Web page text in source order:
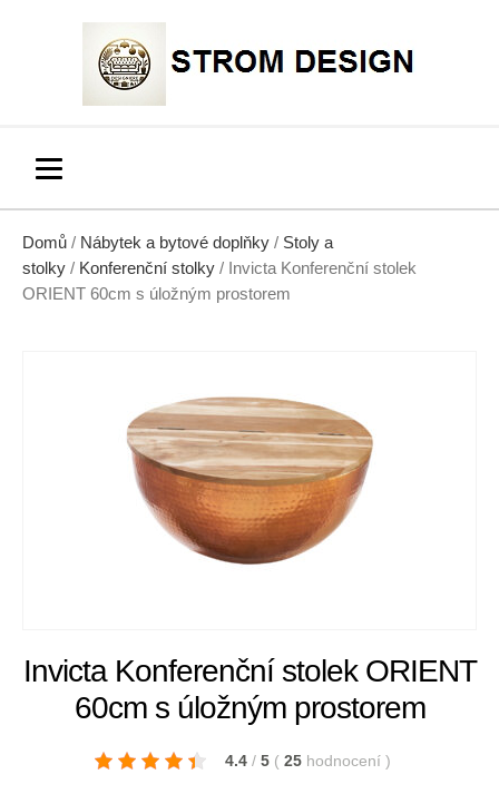
Domů / Nábytek a bytové doplňky / Stoly a
stolky / Konferenční stolky / Invicta Konferenční stolek
ORIENT 60cm s úložným prostorem
Invicta Konferenční stolek ORIENT
60cm s úložným prostorem
4.4 / 5 ( 25 hodnocení )